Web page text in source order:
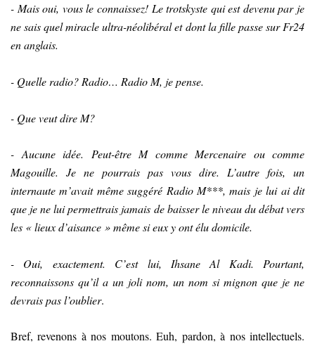
- Mais oui, vous le connaissez! Le trotskyste qui est devenu par je
ne sais quel miracle ultra-néolibéral et dont la fille passe sur Fr24
en anglais.
- Quelle radio? Radio… Radio M, je pense.
- Que veut dire M?
- Aucune idée. Peut-être M comme Mercenaire ou comme
Magouille. Je ne pourrais pas vous dire. L’autre fois, un
internaute m’avait même suggéré Radio M***, mais je lui ai dit
que je ne lui permettrais jamais de baisser le niveau du débat vers
les « lieux d’aisance » même si eux y ont élu domicile.
- Oui, exactement. C’est lui, Ihsane Al Kadi. Pourtant,
reconnaissons qu’il a un joli nom, un nom si mignon que je ne
devrais pas l’oublier.
Bref, revenons à nos moutons. Euh, pardon, à nos intellectuels.